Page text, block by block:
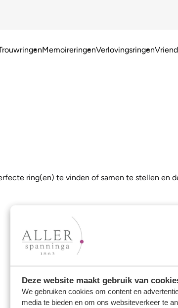
Deze website maakt gebruik van
We gebruiken cookies om content en
media te bieden en om ons websiteverkeer te
MemoireringenVerlovingsringen
ring(en) te vinden of samen te stellen en
Gebruikersnaam: